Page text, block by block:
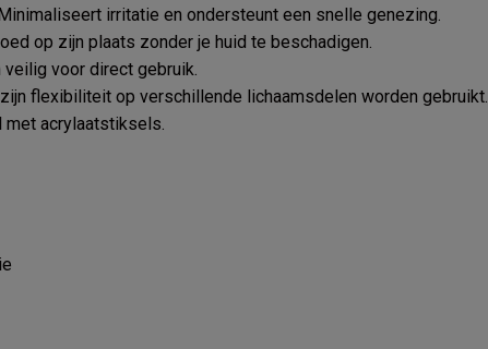
irritatie en ondersteunt een snelle genezing.
op zijn plaats zonder je huid te beschadigen.
voor direct gebruik.
flexibiliteit op verschillende lichaamsdelen worden gebruikt.
met acrylaatstiksels.